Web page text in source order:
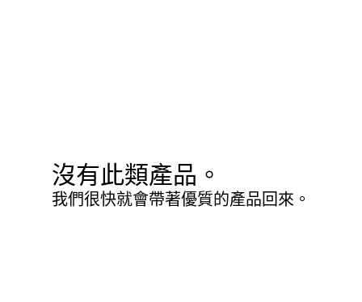
沒有此類產品。
我們很快就會帶著優質的產品回來。